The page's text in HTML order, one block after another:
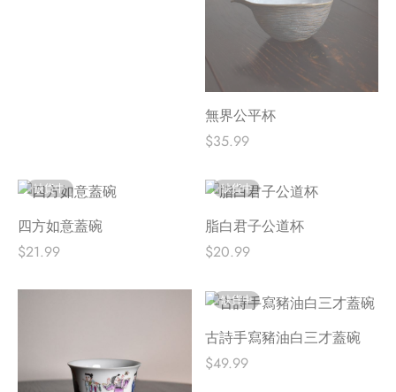
無界公平杯
$35.99
缺貨中
四方如意蓋碗
$21.99
缺貨中
脂白君子公道杯
$20.99
缺貨中
古詩手寫豬油白三才蓋碗
$49.99